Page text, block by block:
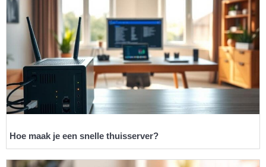
Hoe maak je een snelle thuisserver?